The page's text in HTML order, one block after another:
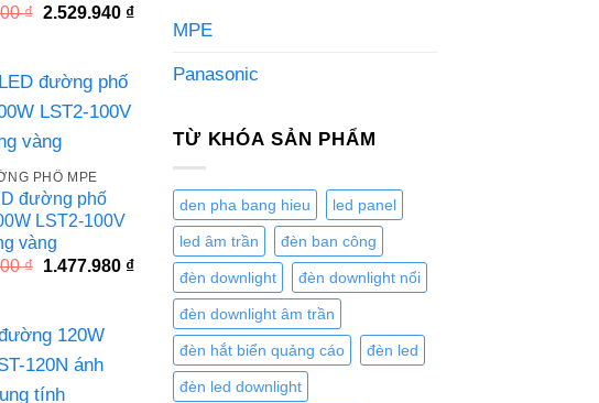
₫ Giá
2.529.940 ₫Giá
2.529.940 ₫.
PHỐ MPE
đường phố
LST2-100V
vàng
₫
Giá
1.477.980 ₫Giá
1.477.980 ₫.
MPE
Panasonic
TỪ KHÓA SẢN PHẨM
den pha bang hieu led panel
led âm trần đèn ban công
đèn downlight đèn downlight nổi
đèn downlight âm trần
đèn hắt biển quảng cáo đèn led
đèn led downlight